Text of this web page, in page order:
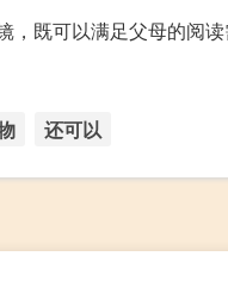
既可以满足父母的阅
还可以